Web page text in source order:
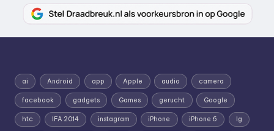
ai Android app Apple audio camera
facebook gadgets Games gerucht Google
htc IFA 2014 instagram iPhone iPhone 6 lg